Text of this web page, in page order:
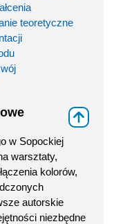
teoretyczne
w Sopockiej
warsztaty,
kolorów,
autorskie
niezbędne